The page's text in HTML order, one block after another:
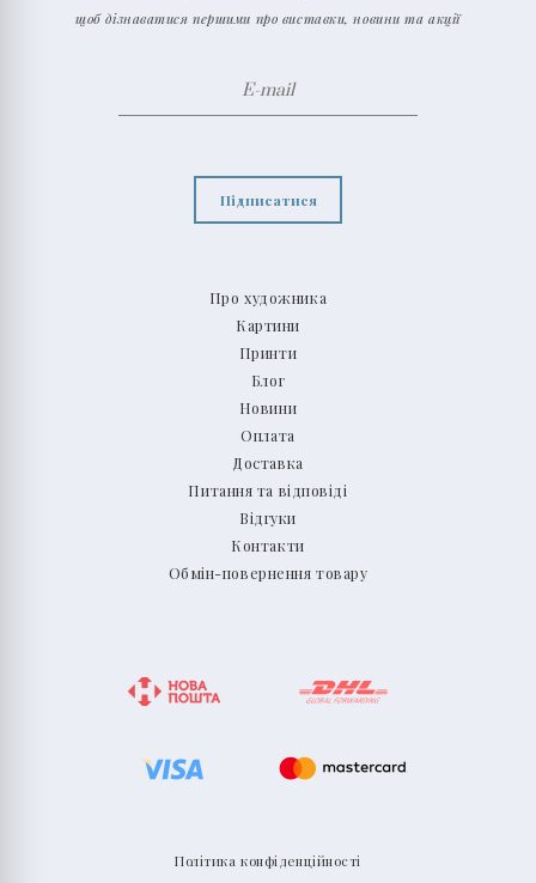
Про художника
Картини
Принти
Блог
Новини
Оплата
Доставка
Питання та відповіді
Відгуки
Контакти
Обмін-повернення товару
щоб дізнаватися першими про виставки, новини та акції
Підписатися
Політика конфіденційності